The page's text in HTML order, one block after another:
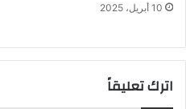
10 أبريل، 2025
اترك تعليقاً